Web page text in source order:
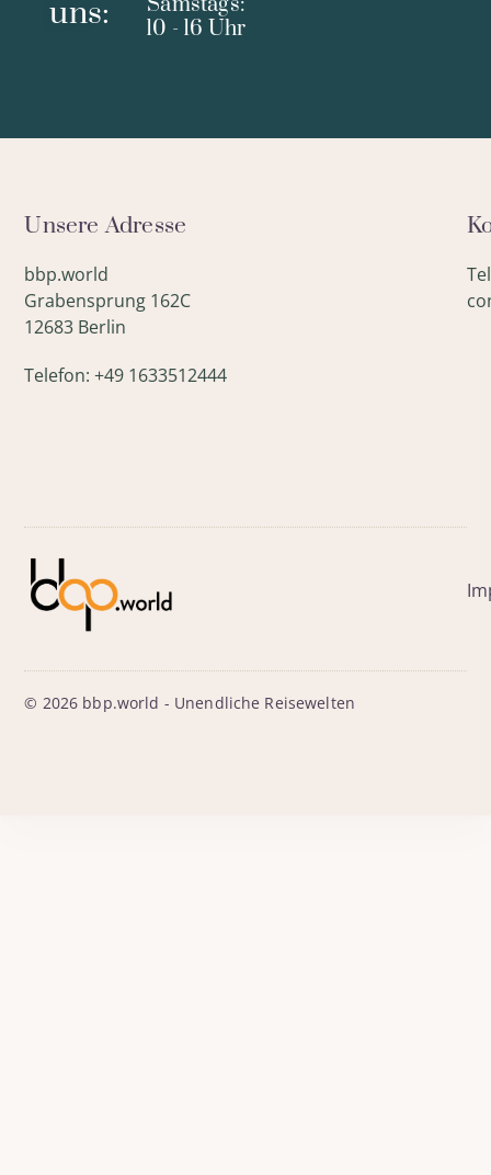
uns:
10 - 16 Uhr
Unsere Adresse
bbp.world
Grabensprung 162C
12683 Berlin
Telefon: +49 1633512444
© 2026 bbp.world - Unendliche Reisewelten